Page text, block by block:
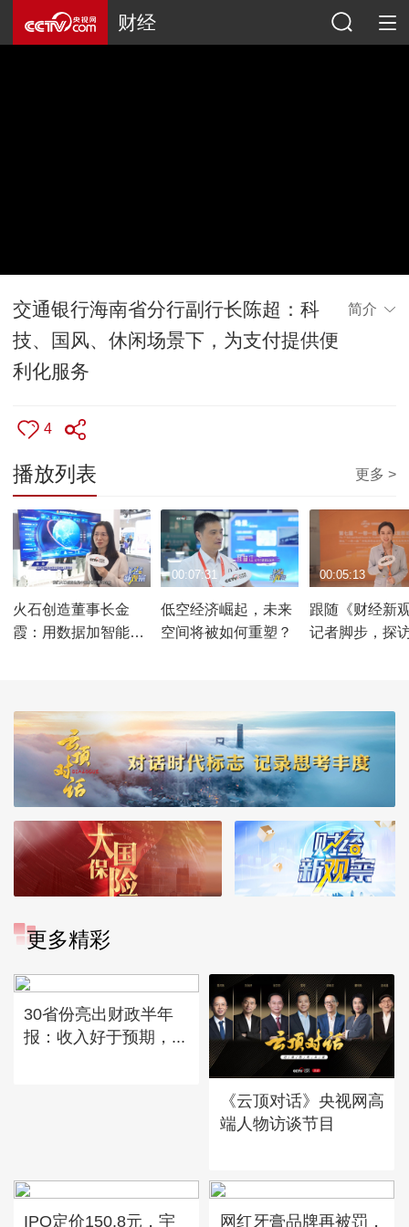
财经
交通银行海南省分行副行长陈超：科
技、国风、休闲场景下，为支付提供便
利化服务
简介
4
播放列表 更多 >
火石创造董事长金
霞：用数据加智能赋
00:02:33
低空经济崛起，未来
空间将被如何重塑？
00:07:31
跟随《财经新
记者脚步，探
00:05:13
更多精彩
30省份亮出财政半年
报：收入好于预期，...
《云顶对话》央视网高
端人物访谈节目
IPO定价150.8元，宇 网红牙膏品牌再被罚，